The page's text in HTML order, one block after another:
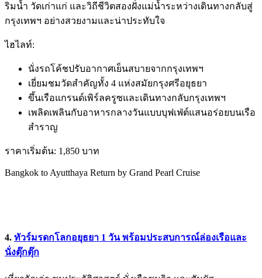
ริมน้ำ วัดเก่าแก่ และวิถีชีวิตสองฝั่งแม่น้ำระหว่างเดินทางกลับสู่
กรุงเทพฯ อย่างสวยงามและน่าประทับใจ
ไฮไลท์:
นั่งรถโค้ชปรับอากาศเย็นสบายจากกรุงเทพฯ
เยี่ยมชมวัดสำคัญทั้ง 4 แห่งสมัยกรุงศรีอยุธยา
ขึ้นเรือแกรนด์เพิร์ลครูซและเดินทางกลับกรุงเทพฯ
เพลิดเพลินกับอาหารกลางวันแบบบุฟเฟ่ต์แสนอร่อยบนเรือ
สำราญ
ราคาเริ่มต้น: 1,850 บาท
Bangkok to Ayutthaya Return by Grand Pearl Cruise
4. ทัวร์มรดกโลกอยุธยา 1 วัน พร้อมประสบการณ์ล่องเรือและ
นั่งตุ๊กตุ๊ก